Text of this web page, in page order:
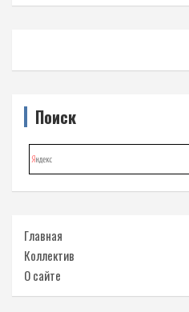
Поиск
Главная
Коллектив
О сайте